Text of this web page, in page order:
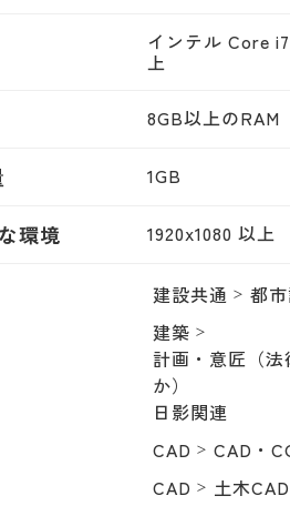
インテル Core
上
8GB以上のRAM
1GB
環境 1920x1080 以上
建設共通 都
建築
計画・意匠（
か）
日影関連
CAD
CAD・
CAD
土木